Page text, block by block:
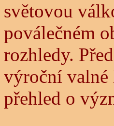
světovou
poválečném
rozhledy.
výroční valné
přehled o